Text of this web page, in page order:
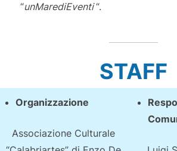
“unMarediEventi“.
STAFF
Organizzazione
Associazione Culturale